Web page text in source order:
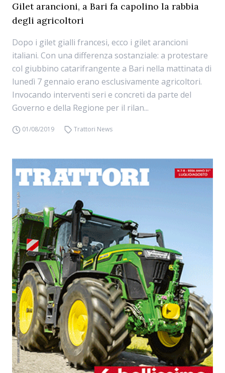
Gilet arancioni, a Bari fa capolino la rabbia
degli agricoltori
Dopo i gilet gialli francesi, ecco i gilet arancioni
italiani. Con una differenza sostanziale: a protestare
col giubbino catarifrangente a Bari nella mattinata di
lunedì 7 gennaio erano esclusivamente agricoltori.
Invocando interventi seri e concreti da parte del
Governo e della Regione per il rilan...
01/08/2019 Trattori News